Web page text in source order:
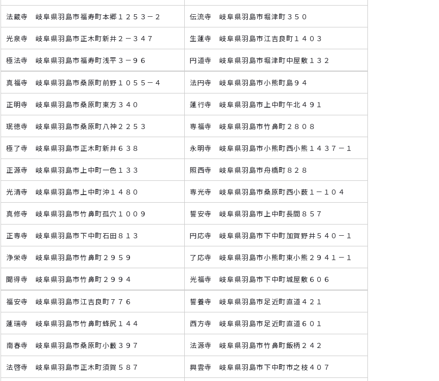
法蔵寺 岐阜県羽島市福寿町本郷１２５３－２ 伝流寺 岐阜県羽島市堀津町３５０
光泉寺 岐阜県羽島市正木町新井２－３４７ 生蓮寺 岐阜県羽島市江吉良町１４０３
極法寺 岐阜県羽島市福寿町浅平３－９６ 円道寺 岐阜県羽島市堀津町中屋敷１３２
真福寺 岐阜県羽島市桑原町前野１０５５－４ 法円寺 岐阜県羽島市小熊町島９４
正明寺 岐阜県羽島市桑原町東方３４０ 蓮行寺 岐阜県羽島市上中町午北４９１
珉徳寺 岐阜県羽島市桑原町八神２２５３ 専福寺 岐阜県羽島市竹鼻町２８０８
極了寺 岐阜県羽島市正木町新井６３８ 永明寺 岐阜県羽島市小熊町西小熊１４３７－１
正源寺 岐阜県羽島市上中町一色１３３ 照西寺 岐阜県羽島市舟橋町８２８
光清寺 岐阜県羽島市上中町沖１４８０ 専光寺 岐阜県羽島市桑原町西小薮１－１０４
真修寺 岐阜県羽島市竹鼻町孤穴１００９ 誓安寺 岐阜県羽島市上中町長間８５７
正専寺 岐阜県羽島市下中町石田８１３ 円応寺 岐阜県羽島市下中町加賀野井５４０－１
浄栄寺 岐阜県羽島市竹鼻町２９５９ 了応寺 岐阜県羽島市小熊町東小熊２９４１－１
聞得寺 岐阜県羽島市竹鼻町２９９４ 光福寺 岐阜県羽島市下中町城屋敷６０６
福安寺 岐阜県羽島市江吉良町７７６ 誓養寺 岐阜県羽島市足近町直道４２１
蓮瑞寺 岐阜県羽島市竹鼻町蜂尻１４４ 西方寺 岐阜県羽島市足近町直道６０１
南春寺 岐阜県羽島市桑原町小藪３９７ 法源寺 岐阜県羽島市竹鼻町飯柄２４２
法啓寺 岐阜県羽島市正木町須賀５８７ 興雲寺 岐阜県羽島市下中町市之枝４０７